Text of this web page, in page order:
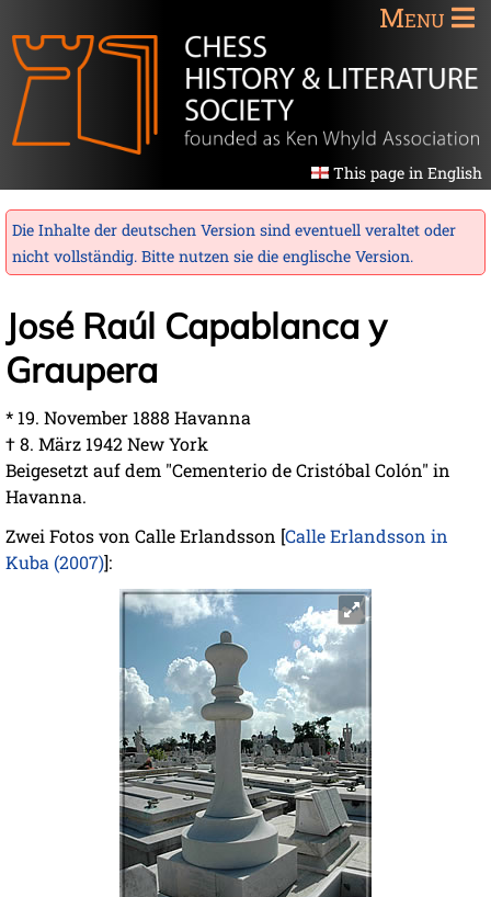
Menu
This page in English
Die Inhalte der deutschen Version sind eventuell veraltet oder
nicht vollständig. Bitte nutzen sie die englische Version.
José Raúl Capablanca y
Graupera
* 19. November 1888 Havanna
† 8. März 1942 New York
Beigesetzt auf dem "Cementerio de Cristóbal Colón" in
Havanna.
Zwei Fotos von Calle Erlandsson [Calle Erlandsson in
Kuba (2007)]: